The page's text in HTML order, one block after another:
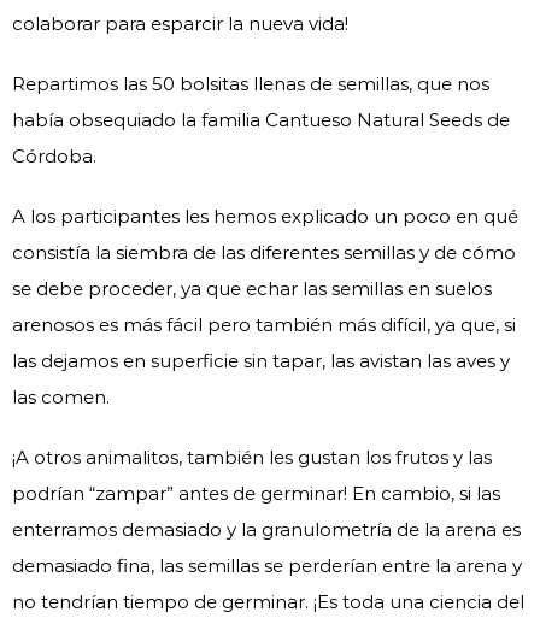
colaborar para esparcir la nueva vida!
Repartimos las 50 bolsitas llenas de semillas, que nos
había obsequiado la familia Cantueso Natural Seeds de
Córdoba.
A los participantes les hemos explicado un poco en qué
consistía la siembra de las diferentes semillas y de cómo
se debe proceder, ya que echar las semillas en suelos
arenosos es más fácil pero también más difícil, ya que, si
las dejamos en superficie sin tapar, las avistan las aves y
las comen.
¡A otros animalitos, también les gustan los frutos y las
podrían “zampar” antes de germinar! En cambio, si las
enterramos demasiado y la granulometría de la arena es
demasiado fina, las semillas se perderían entre la arena y
no tendrían tiempo de germinar. ¡Es toda una ciencia del